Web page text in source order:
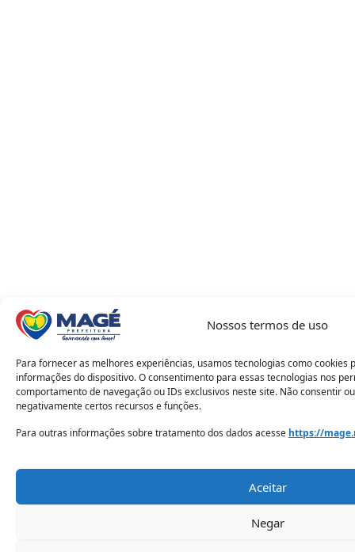
Nossos termos de uso
Para fornecer as melhores experiências, usamos tecnologias como cookies
informações do dispositivo. O consentimento para essas tecnologias nos
comportamento de navegação ou IDs exclusivos neste site. Não consentir
negativamente certos recursos e funções.
Para outras informações sobre tratamento dos dados acesse https://
Aceitar
Negar